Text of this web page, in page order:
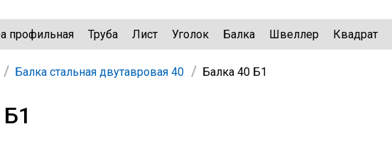
профильная Труба Лист Уголок Балка Швеллер Квадрат
Балка стальная двутавровая 40 Балка 40 Б1